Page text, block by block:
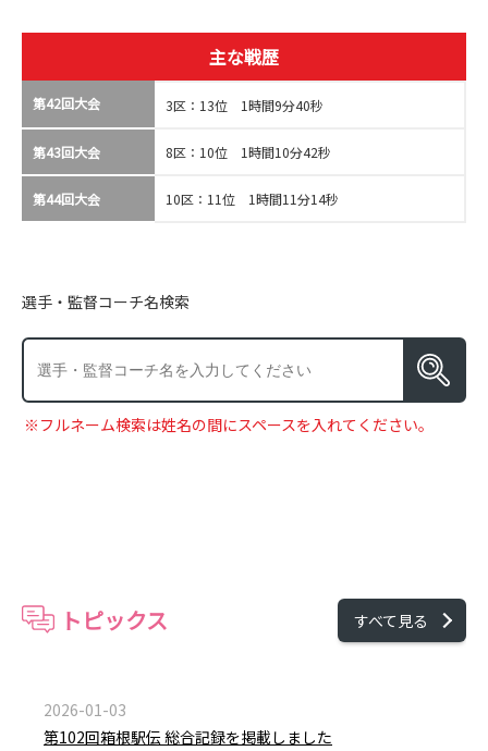
主な戦歴
第42回大会 3区：13位 1時間9分40秒
第43回大会 8区：10位 1時間10分42秒
第44回大会 10区：11位 1時間11分14秒
選手・監督コーチ名検索
※フルネーム検索は姓名の間にスペースを入れてください。
トピックス すべて見る
2026-01-03
第102回箱根駅伝 総合記録を掲載しました